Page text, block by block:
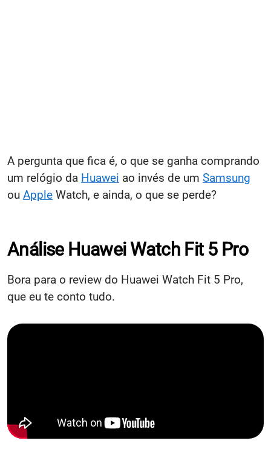
A pergunta que fica é, o que se ganha comprando
um relógio da Huawei ao invés de um Samsung
ou Apple Watch, e ainda, o que se perde?
Análise Huawei Watch Fit 5 Pro
Bora para o review do Huawei Watch Fit 5 Pro,
que eu te conto tudo.